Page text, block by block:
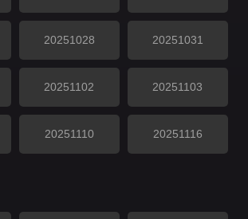
20251028 20251031
20251102 20251103
20251110 20251116